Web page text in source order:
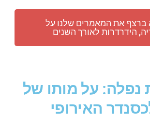
ברצף את המאמרים שלנו על
הידרדרות לאורך השנים
נפלה: על מותו של
האירופי